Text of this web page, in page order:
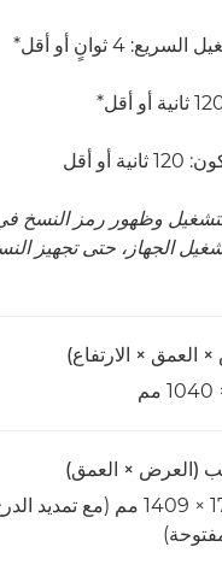
4 ثوانٍ أو أقل*
أو أقل
وظهور رمز النسخ في
الجهاز، حتى تجهيز
× العمق × الارتفاع)
(العرض × العمق)
الأساسي: 1762 × 1409 مم